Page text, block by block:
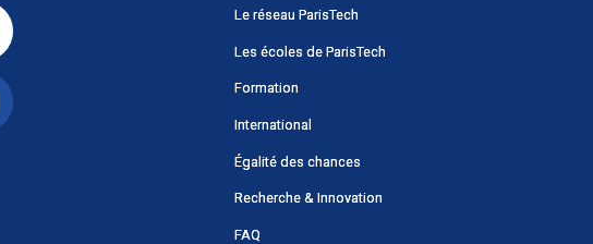
Menu
principal
Le réseau ParisTech
Les écoles de ParisTech
Formation
International
Égalité des chances
Recherche & Innovation
FAQ